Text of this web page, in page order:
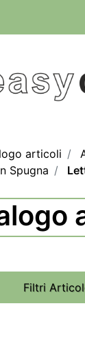
articoli
Spugna
Filtri